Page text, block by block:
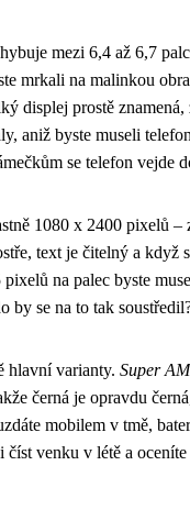
mezi 6,4 až 6,7
mrkali na malinkou
displej prostě znamená,
aniž byste museli
se telefon vejde
1080 x 2400 pixelů
text je čitelný a když
na palec byste
by se na to tak
hlavní varianty. Super
černá je opravdu
mobilem v tmě,
číst venku v létě a